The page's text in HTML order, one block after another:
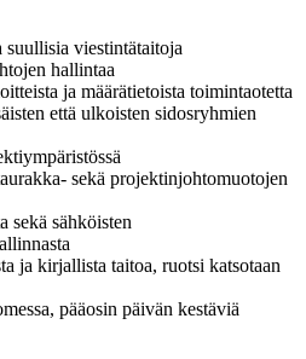
viestintätaitoja
hallintaa
ja määrätietoista toimintaotetta
että ulkoisten sidosryhmien
sekä projektinjohtomuotojen
sekä sähköisten
ja kirjallista taitoa, ruotsi katsotaan
pääosin päivän kestäviä